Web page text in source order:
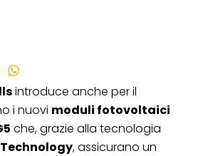
Email
introduce anche per il
i nuovi moduli fotovoltaici
che, grazie alla tecnologia
, assicurano un